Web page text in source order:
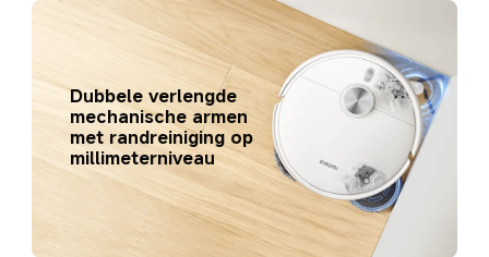
Dubbele verlengde
mechanische armen
met randreiniging op
millimeterniveau